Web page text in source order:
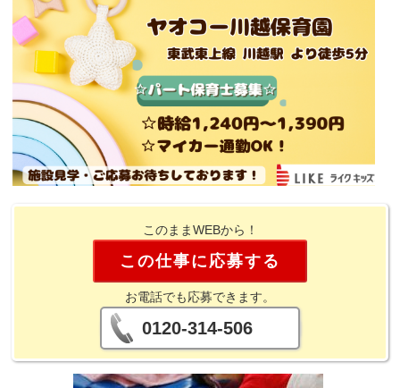
このままWEBから！
この仕事に応募する
お電話でも応募できます。
0120-314-506